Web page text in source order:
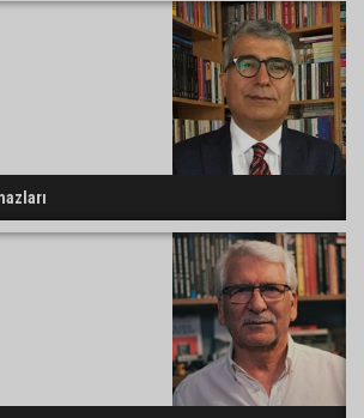
ATÜ’de "Sunar Gastronomi ve Mutfak Sanatları